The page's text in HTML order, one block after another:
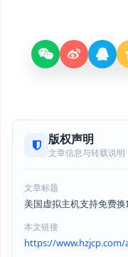
版权声明
文章信息与转载说明
文章标题
美国虚拟主机支持免费换
本文链接
https://